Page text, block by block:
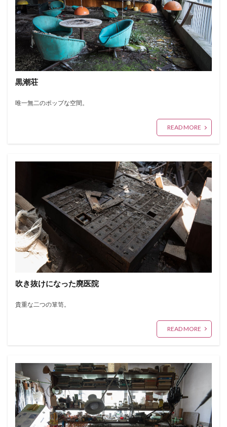
黒潮荘
唯一無二のポップな空間。
READ MORE
吹き抜けになった廃医院
貴重な二つの箪笥。
READ MORE